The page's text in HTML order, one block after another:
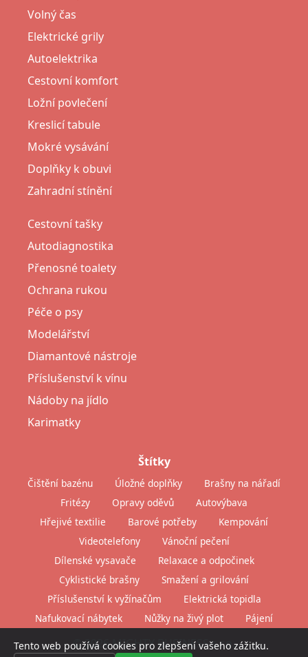
Volný čas
Elektrické grily
Autoelektrika
Cestovní komfort
Ložní povlečení
Kreslicí tabule
Mokré vysávání
Doplňky k obuvi
Zahradní stínění
Cestovní tašky
Autodiagnostika
Přenosné toalety
Ochrana rukou
Péče o psy
Modelářství
Diamantové nástroje
Příslušenství k vínu
Nádoby na jídlo
Karimatky
Štítky
Čištění bazénu Úložné doplňky
Brašny na nářadí
Fritézy
Opravy oděvů
Autovýbava
Hřejivé textilie
Barové potřeby
Kempování
Videotelefony
Vánoční pečení
Dílenské vysavače
Relaxace a odpočinek
Cyklistické brašny
Smažení a grilování
Příslušenství k vyžínačům
Elektrická topidla
Nafukovací nábytek
Nůžky na živý plot Pájení
© 2026 MIGHTY BUSINESS s.r.o.
Tento web používá cookies pro zlepšení vašeho zážitku.